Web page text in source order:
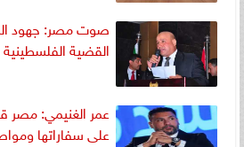
صوت مصر: جهود
القضية
عمر الغنيمي: مصر
على سفاراتها